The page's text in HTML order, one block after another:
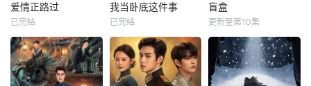
爱情正路过
已完结
我当卧底这件事
已完结
盲盒
更新至第10集